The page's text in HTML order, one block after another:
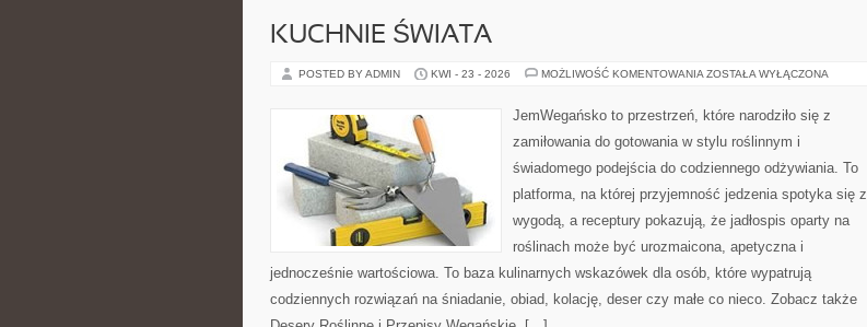
KUCHNIE ŚWIATA
POSTED BY ADMIN KWI - 23 - 2026 MOŻLIWOŚĆ KOMENTOWANIA KUCHNIE
ZOSTAŁA WYŁĄCZONA
JemWegańsko to przestrzeń, które narodziło się z
zamiłowania do gotowania w stylu roślinnym i
świadomego podejścia do codziennego odżywiania. To
platforma, na której przyjemność jedzenia spotyka się z
wygodą, a receptury pokazują, że jadłospis oparty na
roślinach może być urozmaicona, apetyczna i
jednocześnie wartościowa. To baza kulinarnych wskazówek dla osób, które wypatrują
codziennych rozwiązań na śniadanie, obiad, kolację, deser czy małe co nieco. Zobacz także